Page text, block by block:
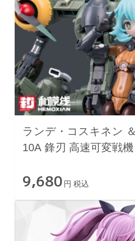
ランデ・コスキネン
10A 鋒刃 高速可変戦機
9,680 円 税込